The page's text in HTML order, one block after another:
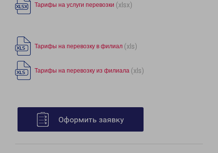
Тарифы на услуги перевозки (xlsx)
Тарифы на перевозку в филиал (xls)
Тарифы на перевозку из филиала (xls)
Оформить заявку